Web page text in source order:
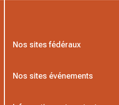
Nos sites fédéraux
Nos sites événements